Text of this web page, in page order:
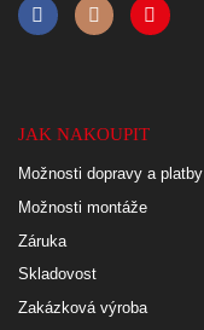
JAK NAKOUPIT
Možnosti dopravy a platby
Možnosti montáže
Záruka
Skladovost
Zakázková výroba